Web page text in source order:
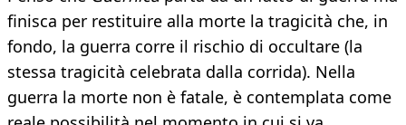
finisca per restituire alla morte la tragicità che, in
fondo, la guerra corre il rischio di occultare (la
stessa tragicità celebrata dalla corrida). Nella
guerra la morte non è fatale, è contemplata come